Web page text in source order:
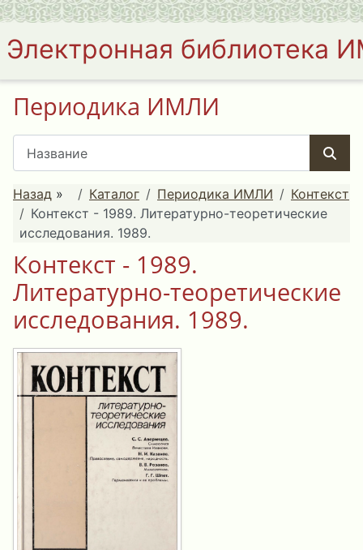
Электронная библиотека
Периодика ИМЛИ
Назад » Каталог Периодика ИМЛИ
Контекст
Контекст - 1989. Литературно-теоретические
исследования. 1989.
Контекст - 1989.
Литературно-теоретические
исследования. 1989.